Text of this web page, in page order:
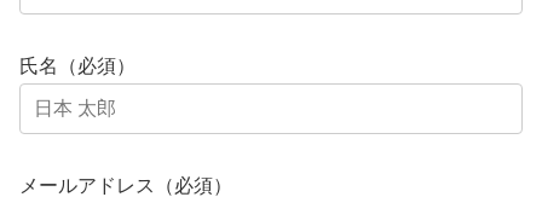
氏名（必須）
メールアドレス（必須）